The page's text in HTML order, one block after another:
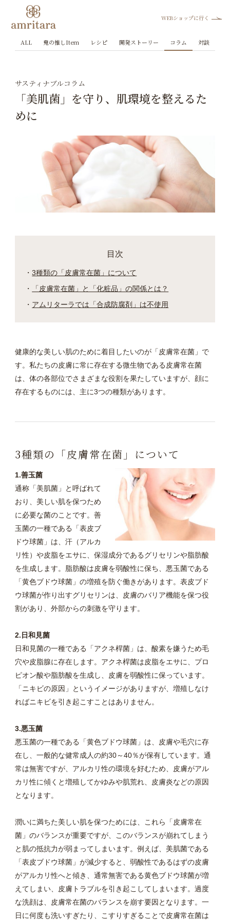
WEBショップに行く
ALL 鬼の推しItem レシピ 開発ストーリー コラム 対談
サスティナブルコラム
「美肌菌」を守り、肌環境を整えるた
めに
目次
3種類の「皮膚常在菌」について
「皮膚常在菌」と「化粧品」の関係とは？
アムリターラでは「合成防腐剤」は不使用
健康的な美しい肌のために着目したいのが「皮膚常在菌」で
す。私たちの皮膚に常に存在する微生物である皮膚常在菌
は、体の各部位でさまざまな役割を果たしていますが、顔に
存在するものには、主に3つの種類があります。
3種類の「皮膚常在菌」について
1.善玉菌
通称「美肌菌」と呼ばれて
おり、美しい肌を保つため
に必要な菌のことです。善
玉菌の一種である「表皮ブ
ドウ球菌」は、汗（アルカ
リ性）や皮脂をエサに、保湿成分であるグリセリンや脂肪酸
を生成します。脂肪酸は皮膚を弱酸性に保ち、悪玉菌である
「黄色ブドウ球菌」の増殖を防ぐ働きがあります。表皮ブド
ウ球菌が作り出すグリセリンは、皮膚のバリア機能を保つ役
割があり、外部からの刺激を守ります。
2.日和見菌
日和見菌の一種である「アクネ桿菌」は、酸素を嫌うため毛
穴や皮脂腺に存在します。アクネ桿菌は皮脂をエサに、プロ
ピオン酸や脂肪酸を生成し、皮膚を弱酸性に保っています。
「ニキビの原因」というイメージがありますが、増殖しなけ
ればニキビを引き起こすことはありません。
3.悪玉菌
悪玉菌の一種である「黄色ブドウ球菌」は、皮膚や毛穴に存
在し、一般的な健常成人の約30～40％が保有しています。通
常は無害ですが、アルカリ性の環境を好むため、皮膚がアル
カリ性に傾くと増殖してかゆみや肌荒れ、皮膚炎などの原因
となります。
潤いに満ちた美しい肌を保つためには、これら「皮膚常在
菌」のバランスが重要ですが、このバランスが崩れてしまう
と肌の抵抗力が弱まってしまいます。例えば、美肌菌である
「表皮ブドウ球菌」が減少すると、弱酸性であるはずの皮膚
がアルカリ性へと傾き、通常無害である黄色ブドウ球菌が増
えてしまい、皮膚トラブルを引き起こしてしまいます。過度
な洗顔は、皮膚常在菌のバランスを崩す要因となります。一
日に何度も洗いすぎたり、こすりすぎることで皮膚常在菌は